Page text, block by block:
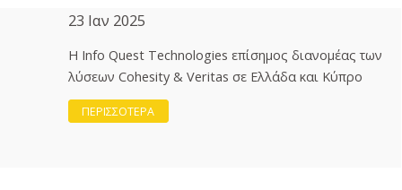
23 Ιαν 2025
Η Info Quest Technologies επίσημος διανομέας των
λύσεων Cohesity & Veritas σε Ελλάδα και Κύπρο
ΠΕΡΙΣΣΟΤΕΡΑ